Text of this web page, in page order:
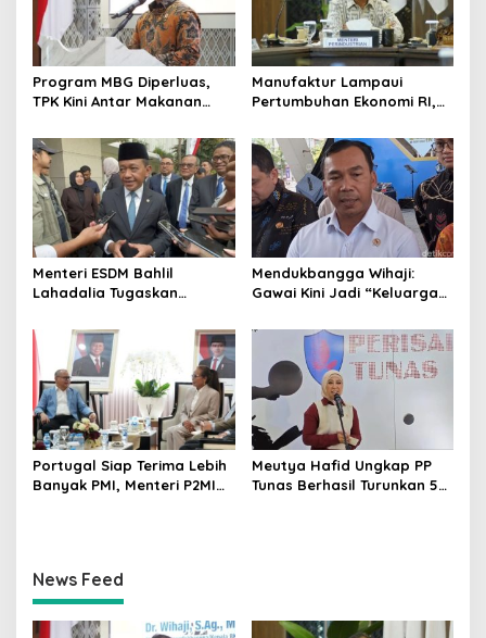
Program MBG Diperluas,
TPK Kini Antar Makanan
Balita
Manufaktur Lampaui
Pertumbuhan Ekonomi RI,
Soroti Keberhasilan
Industrialisasi
Menteri ESDM Bahlil
Lahadalia Tugaskan
Pengadaan Migas dan
Pengawasan Kualitas BBM
Mendukbangga Wihaji:
Gawai Kini Jadi “Keluarga
Perkuat Pengasuhan Anak
Portugal Siap Terima Lebih
Banyak PMI, Menteri P2MI
Meutya Hafid Ungkap PP
Tunas Berhasil Turunkan 5
News Feed